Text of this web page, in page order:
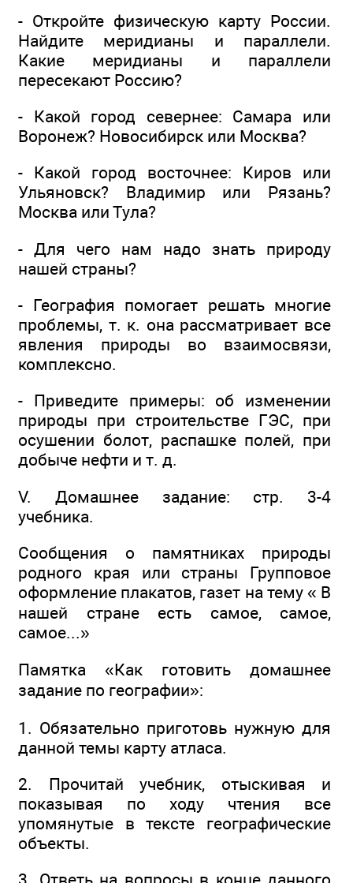
- Откройте физическую карту России.
Найдите меридианы и параллели.
Какие меридианы и параллели
пересекают Россию?
- Какой город севернее: Самара или
Воронеж? Новосибирск или Москва?
- Какой город восточнее: Киров или
Ульяновск? Владимир или Рязань?
Москва или Тула?
- Для чего нам надо знать природу
нашей страны?
- География помогает решать многие
проблемы, т. к. она рассматривает все
явления природы во взаимосвязи,
комплексно.
- Приведите примеры: об изменении
природы при строительстве ГЭС, при
осушении болот, распашке полей, при
добыче нефти и т. д.
V. Домашнее задание: стр. 3-4
учебника.
Сообщения о памятниках природы
родного края или страны Групповое
оформление плакатов, газет на тему « В
нашей стране есть самое, самое,
самое...»
Памятка «Как готовить домашнее
задание по географии»:
1. Обязательно приготовь нужную для
данной темы карту атласа.
2. Прочитай учебник, отыскивая и
показывая по ходу чтения все
упомянутые в тексте географические
объекты.